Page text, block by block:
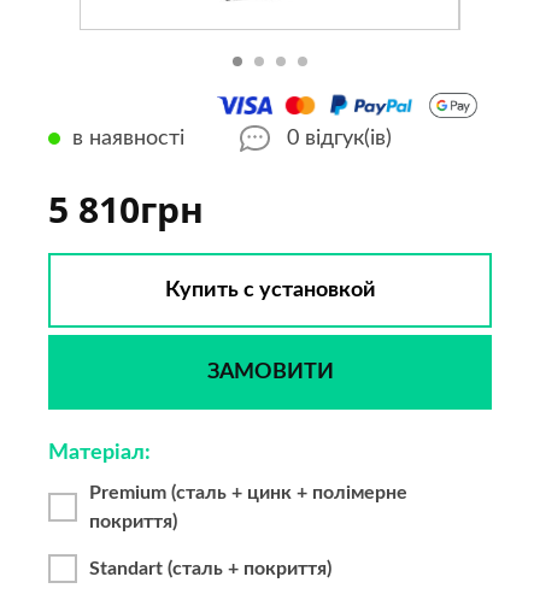
5 810грн
Купить с установкой
ЗАМОВИТИ
в наявності 0 відгук(ів)
Матеріал:
Premium (сталь + цинк + полімерне
покриття)
Standart (сталь + покриття)